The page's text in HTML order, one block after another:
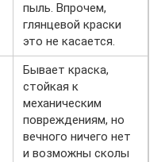
пыль. Впрочем,
глянцевой краски
это не касается.
Бывает краска,
стойкая к
механическим
повреждениям, но
вечного ничего нет
и возможны сколы